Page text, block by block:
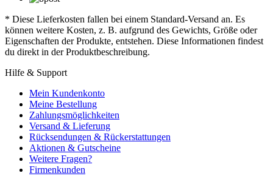
* Diese Lieferkosten fallen bei einem Standard-Versand an. Es
können weitere Kosten, z. B. aufgrund des Gewichts, Größe oder
Eigenschaften der Produkte, entstehen. Diese Informationen findest
du direkt in der Produktbeschreibung.
Hilfe & Support
Mein Kundenkonto
Meine Bestellung
Zahlungsmöglichkeiten
Versand & Lieferung
Rücksendungen & Rückerstattungen
Aktionen & Gutscheine
Weitere Fragen?
Firmenkunden